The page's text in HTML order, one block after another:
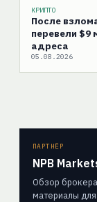
КРИПТО
После
перевели $9
адреса
05.08.2026
ПАРТНЁР
NPB
Обзор
материалы